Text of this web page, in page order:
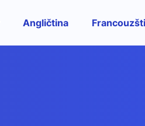
Angličtina